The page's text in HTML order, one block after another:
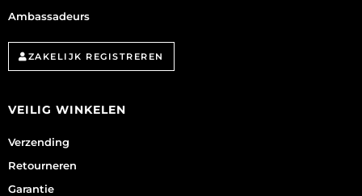
Ambassadeurs
ZAKELIJK REGISTREREN
VEILIG WINKELEN
Verzending
Retourneren
Garantie